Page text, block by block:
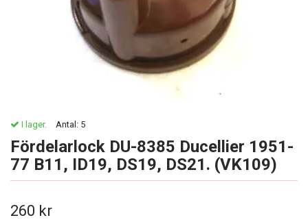
I lager. Antal: 5
Fördelarlock DU-8385 Ducellier 1951-
77 B11, ID19, DS19, DS21. (VK109)
260 kr